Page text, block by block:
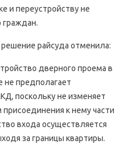
и переустройству не
граждан.
райсуда отменила:
дверного проема в
не предполагает
поскольку не изменяет
к нему части
входа осуществляется
за границы квартиры.